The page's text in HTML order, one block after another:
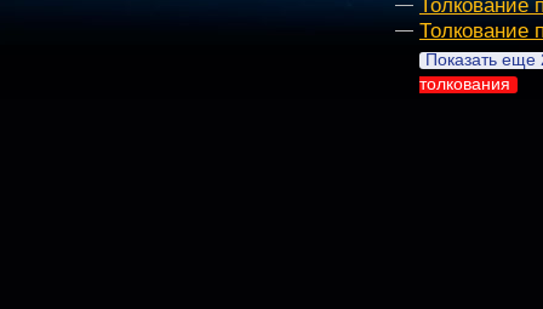
Толкование
Показать еще
толкования